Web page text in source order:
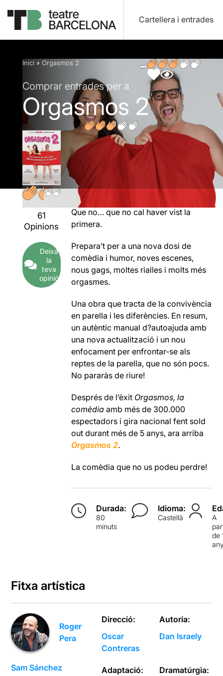
Cartellera i entrades
Descripció Fitxa artística Fotos i vídeos
Inici » Orgasmos 2
Comprar entrades per a
Orgasmos 2
61
Opinions
Deixa
la
teva
opinió
Que no… que no cal haver vist la
primera.
Prepara’t per a una nova dosi de
comèdia i humor, noves escenes,
nous gags, moltes rialles i molts més
orgasmes.
Una obra que tracta de la convivència
en parella i les diferències. En resum,
un autèntic manual d?autoajuda amb
una nova actualització i un nou
enfocament per enfrontar-se als
reptes de la parella, que no són pocs.
No pararàs de riure!
Després de l’èxit Orgasmos, la
comèdia amb més de 300.000
espectadors i gira nacional fent sold
out durant més de 5 anys, ara arriba
Orgasmos 2.
La comèdia que no us podeu perdre!
Durada:
80
minuts
Idioma:
Castellà
A
de
Fitxa artística
Roger
Pera
Sam Sánchez
Direcció:
Oscar
Contreras
Autoria:
Dan Israely
Adaptació:
Dramatúrgia: